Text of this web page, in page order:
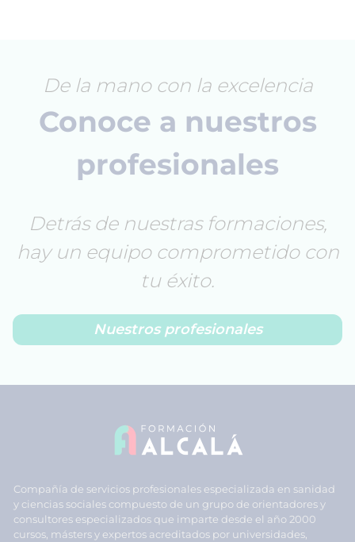
De la mano con la excelencia
Conoce a nuestros
profesionales
Detrás de nuestras formaciones,
hay un equipo comprometido con
tu éxito.
Nuestros profesionales
Compañía de servicios profesionales especializada en sanidad
y ciencias sociales compuesto de un grupo de orientadores y
consultores especializados que imparte desde el año 2000
cursos, másters y expertos acreditados por universidades,